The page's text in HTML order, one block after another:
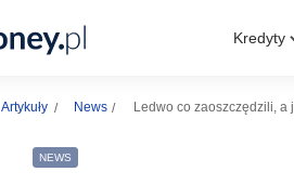
Kredyty
Artykuły News Ledwo co zaoszczędzili,
NEWS